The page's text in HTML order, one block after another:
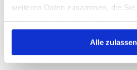
weiteren Daten zusammen, die
gesammelt haben.
Alle zulassen
Schlagwort:
Keine Beiträge gefunden.
Sprechen wir über